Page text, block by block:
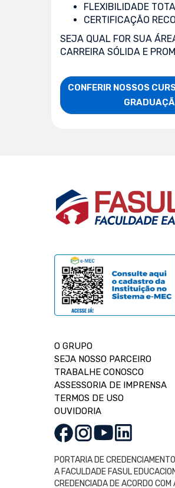
FLEXIBILIDADE
CERTIFICAÇÃO
SEJA QUAL FOR SUA
CARREIRA SÓLIDA E
CONFERIR NOSSOS
O GRUPO
SEJA NOSSO PARCEIRO
TRABALHE CONOSCO
ASSESSORIA DE IMPRENSA
TERMOS DE USO
OUVIDORIA
PORTARIA DE
A FACULDADE FASUL
CREDENCIADA DE ACORDO